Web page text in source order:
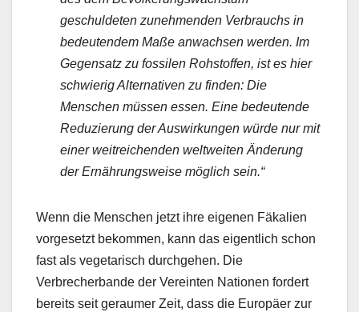
geschuldeten zunehmenden Verbrauchs in
bedeutendem Maße anwachsen werden. Im
Gegensatz zu fossilen Rohstoffen, ist es hier
schwierig Alternativen zu finden: Die
Menschen müssen essen. Eine bedeutende
Reduzierung der Auswirkungen würde nur mit
einer weitreichenden weltweiten Änderung
der Ernährungsweise möglich sein.“
Wenn die Menschen jetzt ihre eigenen Fäkalien
vorgesetzt bekommen, kann das eigentlich schon
fast als vegetarisch durchgehen. Die
Verbrecherbande der Vereinten Nationen fordert
bereits seit geraumer Zeit, dass die Europäer zur